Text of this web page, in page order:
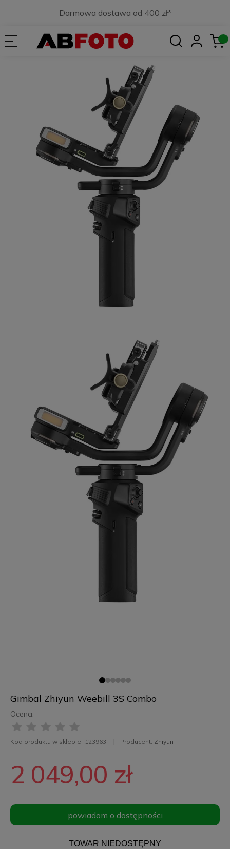
Darmowa dostawa od 400 zł*
Gimbal Zhiyun Weebill 3S Combo
Ocena:
Kod produktu w sklepie: 123963 Producent: Zhiyun
2 049,00 zł
powiadom o dostępności
TOWAR NIEDOSTĘPNY